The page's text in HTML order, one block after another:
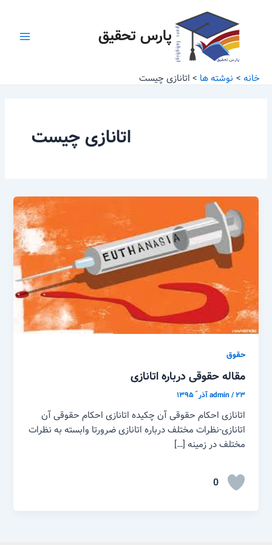
پارس تحقیق
خانه نوشته ها اتانازی چیست
اتانازی چیست
حقوق
مقاله حقوقی درباره اتانازی
admin/۲۳ آذر ّ ۱۳۹۵
اتانازی احکام حقوقی آن چکیده اتانازی احکام حقوقی آن
اتانازی-نظرات مختلف درباره اتانازی ضرورتا وابسته به نظرات
مختلف در زمینه […]
0